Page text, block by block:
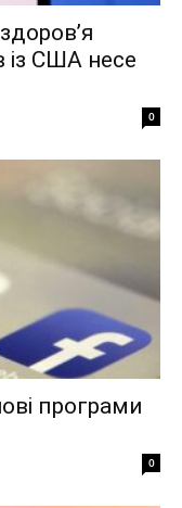
із США несе
0
програми
0